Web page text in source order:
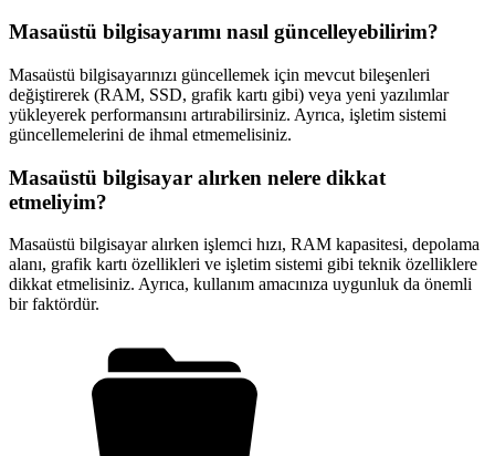
Masaüstü bilgisayarımı nasıl güncelleyebilirim?
Masaüstü bilgisayarınızı güncellemek için mevcut bileşenleri
değiştirerek (RAM, SSD, grafik kartı gibi) veya yeni yazılımlar
yükleyerek performansını artırabilirsiniz. Ayrıca, işletim sistemi
güncellemelerini de ihmal etmemelisiniz.
Masaüstü bilgisayar alırken nelere dikkat
etmeliyim?
Masaüstü bilgisayar alırken işlemci hızı, RAM kapasitesi, depolama
alanı, grafik kartı özellikleri ve işletim sistemi gibi teknik özelliklere
dikkat etmelisiniz. Ayrıca, kullanım amacınıza uygunluk da önemli
bir faktördür.